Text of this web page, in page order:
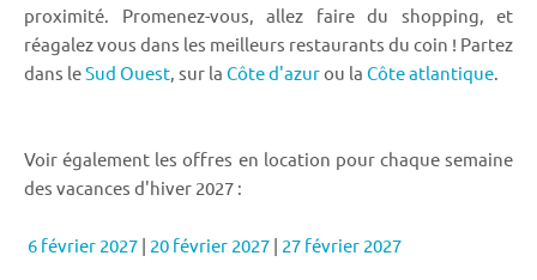
proximité. Promenez-vous, allez faire du shopping, et
réagalez vous dans les meilleurs restaurants du coin ! Partez
dans leSud Ouest, sur la Côte d'azurou la Côte atlantique.
Voir également les offres en location pour chaque semaine
des vacances d'hiver 2027 :
6 février 2027 | 20 février 2027 | 27 février 2027